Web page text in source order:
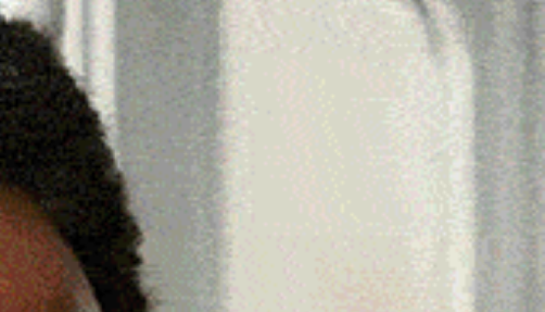
Cerca
Cerca
Facebook
ThreadsInstagram
X YouTube